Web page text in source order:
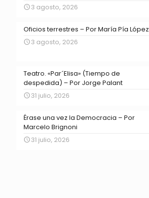
3 agosto, 2026
Oficios terrestres – Por María Pía López
3 agosto, 2026
Teatro. «Par´Elisa» (Tiempo de
despedida) – Por Jorge Palant
31 julio, 2026
Érase una vez la Democracia – Por
Marcelo Brignoni
31 julio, 2026